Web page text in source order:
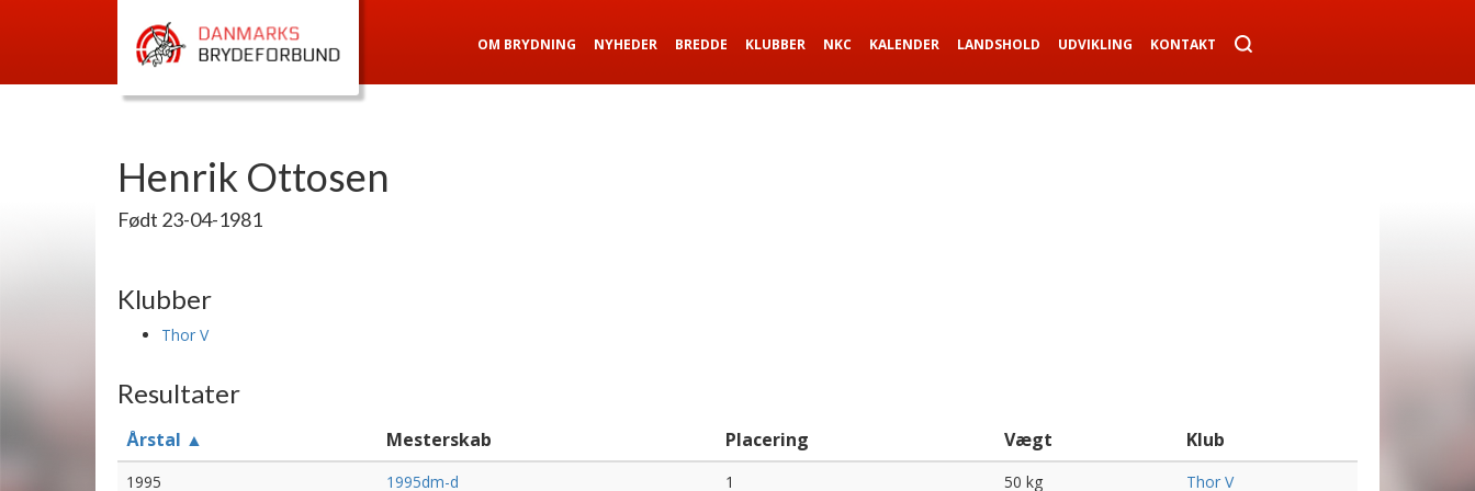
OM BRYDNING NYHEDER BREDDE KLUBBER NKC KALENDER LANDSHOLD UDVIKLING KONTAKT
Henrik Ottosen
Født 23-04-1981
Klubber
Thor V
Resultater
Årstal ▲ Mesterskab Placering Vægt Klub
1995 1995dm-d 1 50 kg
Thor V